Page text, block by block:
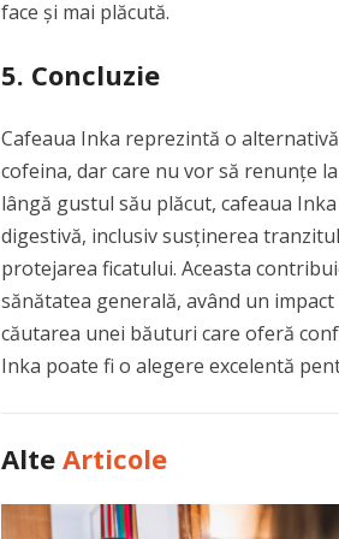
face și mai plăcută.
5. Concluzie
Cafeaua Inka reprezintă o
cofeina, dar care nu vor să renunțe
lângă gustul său plăcut, cafeaua
digestivă, inclusiv susținerea
protejarea ficatului. Aceasta
sănătatea generală, având un
căutarea unei băuturi care oferă
Inka poate fi o alegere excelentă
Alte Articole